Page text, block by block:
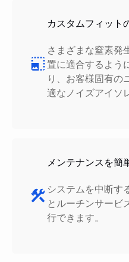
カスタムフィット
さまざまな窒素発
置に適合するよう
り、お客様固有の
適なノイズアイソ
メンテナンスを簡
システムを中断す
とルーチンサービ
行できます。